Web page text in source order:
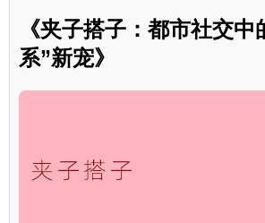
《夹子搭子：都市社交中
系”新宠》